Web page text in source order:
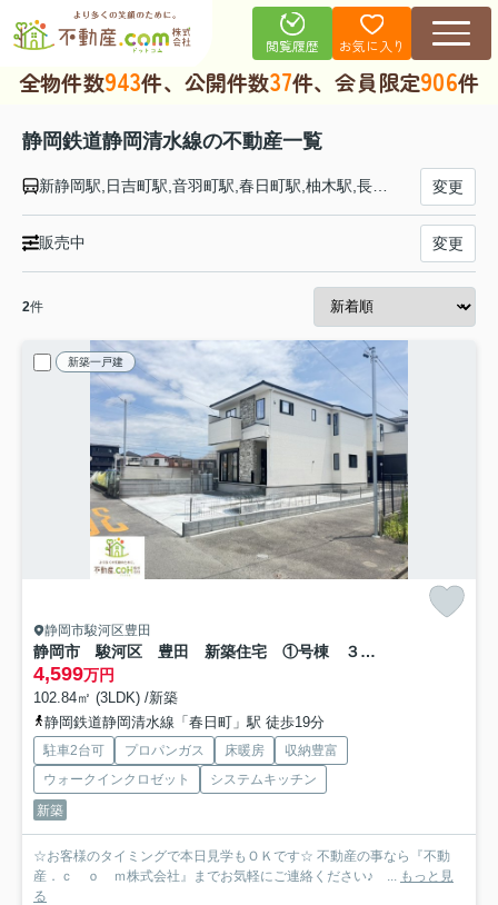
閲覧履歴 お気に入り
全物件数943件、公開件数37件、会員限定906件
静岡鉄道静岡清水線の不動産一覧
変更
販売中 変更
2件
新築一戸建
静岡市駿河区豊田
静岡市 駿河区 豊田 新築住宅 ①号棟 ３LDK
4,599万円
102.84㎡ (3LDK) /新築
静岡鉄道静岡清水線「春日町」駅 徒歩19分
駐車2台可 プロパンガス 床暖房
収納豊富
ウォークインクロゼット
システムキッチン
新築
☆お客様のタイミングで本日見学もＯＫです☆ 不動産の事なら『不動
産．ｃ ｏ ｍ株式会社』までお気軽にご連絡ください♪ ...
もっと見
る